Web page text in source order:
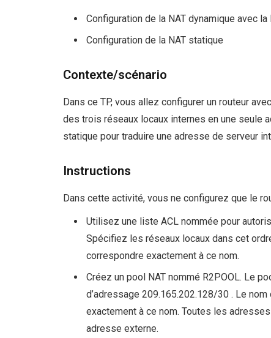
Configuration de la NAT dynamique avec la
Configuration de la NAT statique
Contexte/scénario
Dans ce TP, vous allez configurer un routeur
des trois réseaux locaux internes en une seule
statique pour traduire une adresse de serveur
Instructions
Dans cette activité, vous ne configurez que le
Utilisez une liste ACL nommée pour
Spécifiez les réseaux locaux dans cet
correspondre exactement à ce nom.
Créez un pool NAT nommé R2POOL. Le
d’adressage 209.165.202.128/30 . Le
exactement à ce nom. Toutes les
adresse externe.